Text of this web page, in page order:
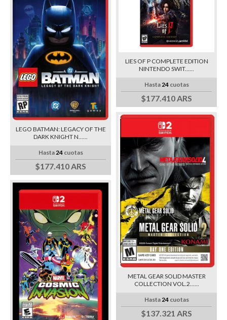
LEGO BATMAN: LEGACY OF THE
DARK KNIGHT N......
Hasta 24cuotas
$177.410 ARS
LIES OF P COMPLETE EDITION
NINTENDO SWIT......
Hasta 24cuotas
$177.410 ARS
METAL GEAR SOLID MASTER
COLLECTION VOL.2......
Hasta 24cuotas
$137.321 ARS